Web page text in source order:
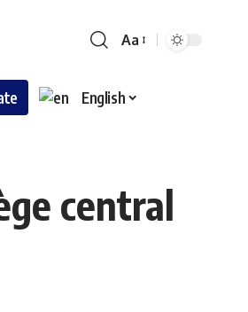
Aa
English
central